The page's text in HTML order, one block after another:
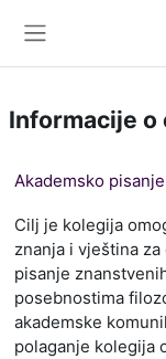
Informacije
Akademsko
Cilj je kolegija
znanja i vještina
pisanje
posebnostima
akademske
polaganje kolegija